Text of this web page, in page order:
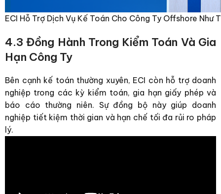
ECI Hỗ Trợ Dịch Vụ Kế Toán Cho Công Ty Offshore Như
4.3 Đồng Hành Trong Kiểm Toán Và Gia
Hạn Công Ty
Bên cạnh kế toán thường xuyên, ECI còn hỗ trợ doanh
nghiệp trong các kỳ kiểm toán, gia hạn giấy phép và
báo cáo thường niên. Sự đồng bộ này giúp doanh
nghiệp tiết kiệm thời gian và hạn chế tối đa rủi ro pháp
lý.